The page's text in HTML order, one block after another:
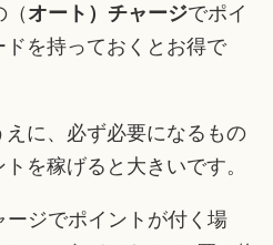
（ オート）チャージでポイ
を持っておくとお得で
に、必ず必要になるもの
を稼げると大きいです。
ージでポイントが付く場